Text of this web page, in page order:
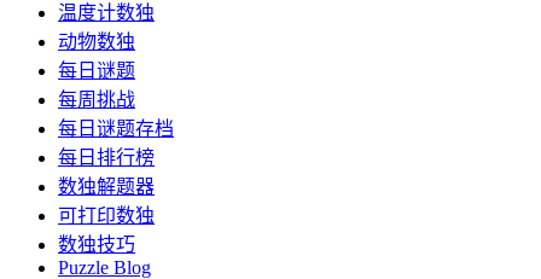
温度计数独
动物数独
每日谜题
每周挑战
每日谜题存档
每日排行榜
数独解题器
可打印数独
数独技巧
Puzzle Blog